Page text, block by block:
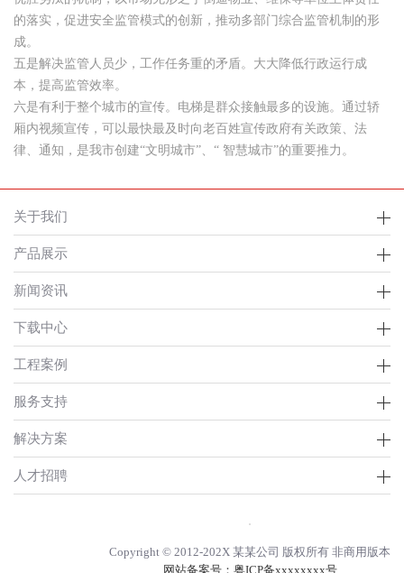
的落实，促进安全监管模式的创新，推动多部门综合监管机制的形
成。
五是解决监管人员少，工作任务重的矛盾。大大降低行政运行成
本，提高监管效率。
六是有利于整个城市的宣传。电梯是群众接触最多的设施。通过轿
厢内视频宣传，可以最快最及时向老百姓宣传政府有关政策、法
律、通知，是我市创建“文明城市”、“ 智慧城市”的重要推力。
关于我们
产品展示
新闻资讯
下载中心
工程案例
服务支持
解决方案
人才招聘
Copyright © 2012-202X 某某公司 版权所有 非商用版本
网站备案号： 粤ICP备xxxxxxxx号